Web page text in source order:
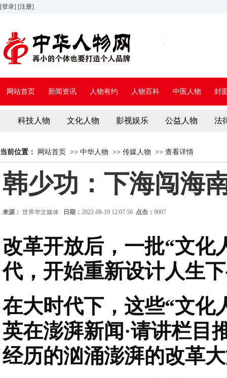
[登录] [注册]
网站首页 新闻资讯 人物有约 人物百科 中医人物 封
科技人物 文化人物 影视娱乐 公益人物 法
当前位置： 网站首页 >> 中华人物 >> 传媒人物 >> 查看详情
韩少功：下海闯海
来源： 世界华文媒体 日期： 2022-08-19 12:07:50 点击： 9007
改革开放后，一批“文化
代，开始重新设计人生
在大时代下，这些“文化
英在澎湃新闻·请讲栏目
经历的汹涌澎湃的改革